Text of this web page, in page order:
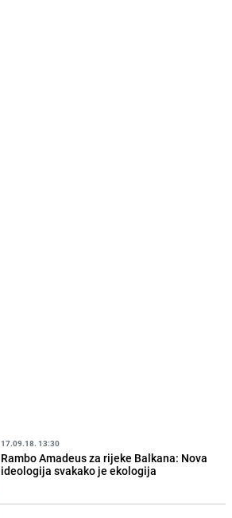
17.09.18. 13:30
Rambo Amadeus za rijeke Balkana: Nova
ideologija svakako je ekologija